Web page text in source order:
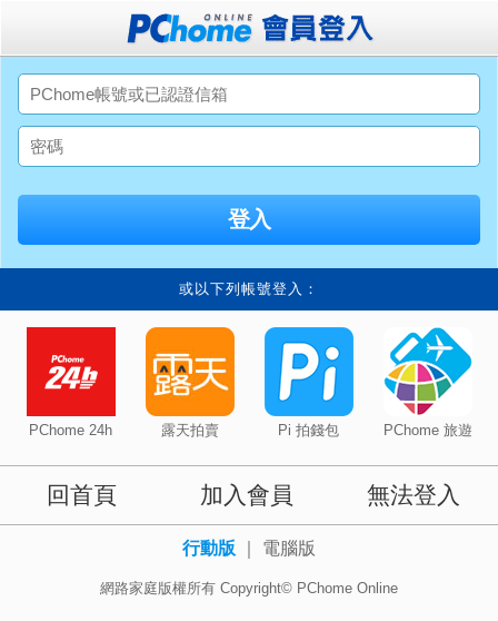
或以下列帳號登入：
PChome 24h 露天拍賣 Pi 拍錢包 PChome 旅遊
回首頁 加入會員 無法登入
行動版 電腦版
網路家庭版權所有 Copyright© PChome Online